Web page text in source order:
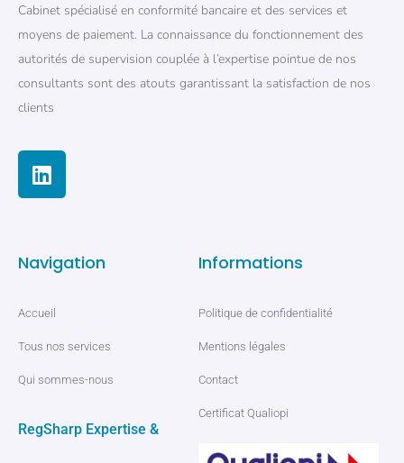
Cabinet spécialisé en conformité bancaire et des services et
moyens de paiement. La connaissance du fonctionnement des
autorités de supervision couplée à l’expertise pointue de nos
consultants sont des atouts garantissant la satisfaction de nos
clients
Navigation
Accueil
Tous nos services
Qui sommes-nous
RegSharp Expertise &
Informations
Politique de confidentialité
Mentions légales
Contact
Certificat Qualiopi